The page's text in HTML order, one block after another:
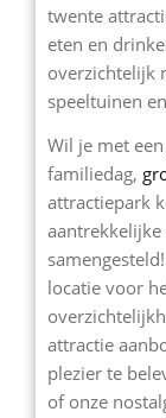
twente
eten en
overzichtelijk
speeltuinen
Wil je met
familiedag,
attractiepark
locatie voor
attractie
plezier te
of onze